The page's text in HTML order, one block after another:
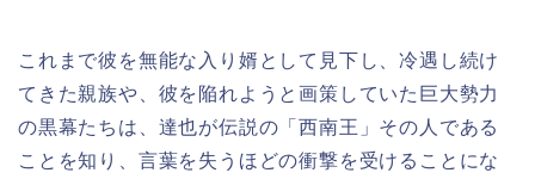
これまで彼を無能な入り婿として見下し、冷遇し続け
てきた親族や、彼を陥れようと画策していた巨大勢力
の黒幕たちは、達也が伝説の「西南王」その人である
ことを知り、言葉を失うほどの衝撃を受けることにな